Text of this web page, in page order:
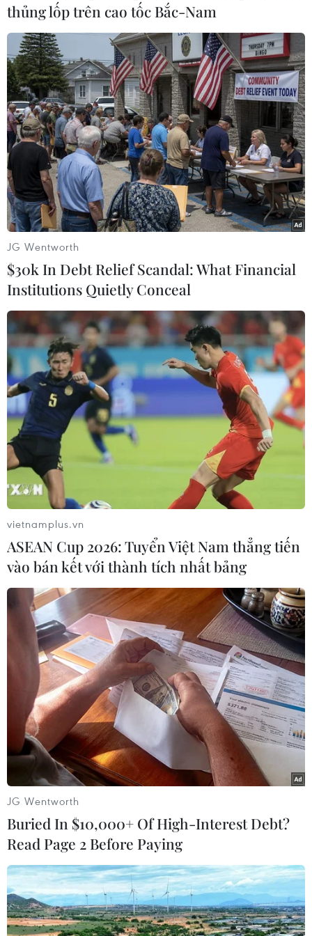
Hiện, các băng nhóm đang kiểm soát khoảng
80% thủ đô Port-au-Prince và các vụ bắt cóc,
hãm hiếp, cướp của cũng như giết người đã trở
thành mối đe dọa hằng ngày./.
(TTXVN/Vietnam+)
#Haiti #Bạo lực băng nhóm #thiệt mạng
#sơ tán
#băng nhóm tội phạm
#Port-au-Prince
#khủng hoảng an ninh
Haiti
Theo dõi VietnamPlus
TIN LIÊN QUAN
Liên hợp quốc "sẽ làm mọi việc trong khả
năng" để giúp Haiti phục hồi
02/07/2023 07:10
Phát biểu tại cuộc họp báo sau khi kết thúc chuyến thăm
Haiti, Tổng Thư ký LHQ nhấn mạnh mức độ nghiêm
thủng lốp trên cao tốc Bắc-Nam
JG Wentworth
$30k In Debt Relief Scandal: What Financial
Institutions Quietly Conceal
vietnamplus.vn
ASEAN Cup 2026: Tuyển Việt Nam thẳng tiến
vào bán kết với thành tích nhất bảng
JG Wentworth
Buried In $10,000+ Of High-Interest Debt?
Read Page 2 Before Paying